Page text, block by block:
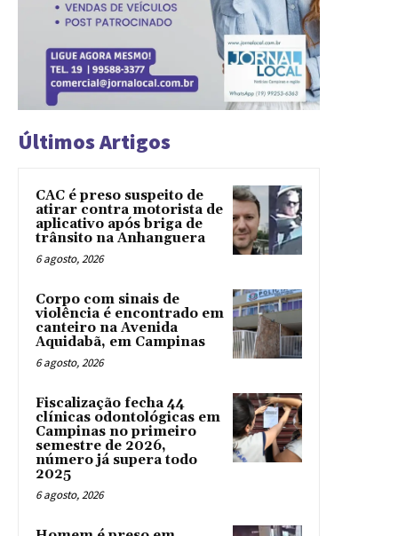
Últimos Artigos
CAC é preso suspeito de
atirar contra motorista de
aplicativo após briga de
trânsito na Anhanguera
6 agosto, 2026
Corpo com sinais de
violência é encontrado em
canteiro na Avenida
Aquidabã, em Campinas
6 agosto, 2026
Fiscalização fecha 44
clínicas odontológicas em
Campinas no primeiro
semestre de 2026,
número já supera todo
2025
6 agosto, 2026